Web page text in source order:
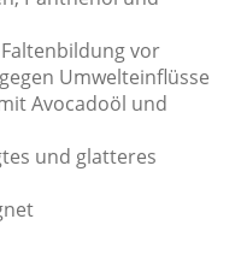
vor
Umwelteinflüsse
Avocadoöl und
und glatteres